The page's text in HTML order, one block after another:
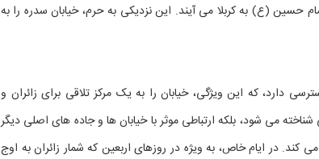
حسین (ع) به کربلا می آیند. این نزدیکی به حرم، خیابان سدره را به
دارد، که این ویژگی، خیابان را به یک مرکز تلاقی برای زائران و
می شود، بلکه ارتباطی موثر با خیابان ها و جاده های اصلی دیگر
در ایام خاص، به ویژه در روزهای اربعین که شمار زائران به اوج